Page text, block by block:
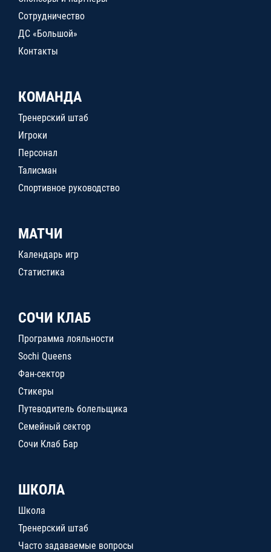
Сотрудничество
ДС «Большой»
Контакты
КОМАНДА
Тренерский штаб
Игроки
Персонал
Талисман
Спортивное руководство
МАТЧИ
Календарь игр
Статистика
СОЧИ КЛАБ
Программа лояльности
Sochi Queens
Фан-сектор
Стикеры
Путеводитель болельщика
Семейный сектор
Сочи Клаб Бар
ШКОЛА
Школа
Тренерский штаб
Часто задаваемые вопросы